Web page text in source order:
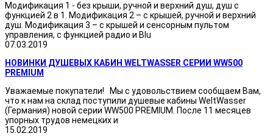
Модификация 1 - без крыши, ручной и верхний душ, душ с
функцией 2 в 1. Модификация 2 – с крышей, ручной и верхний
душ. Модификация 3 – с крышей и сенсорным пультом
управления, с функцией радио и Blu
07.03.2019
НОВИНКИ ДУШЕВЫХ КАБИН WELTWASSER СЕРИИ WW500
PREMIUM
Уважаемые покупатели! Мы с удовольствием сообщаем Вам,
что к нам на склад поступили душевые кабины WeltWasser
(Германия) новой серии WW500 PREMIUM. После 11 месяцев
упорных трудов немецких и
15.02.2019